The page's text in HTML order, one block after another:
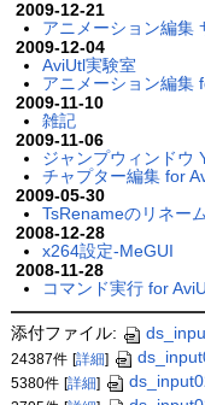
2009-12-21
アニメーション編集
2009-12-04
AviUtl実験室
アニメーション編集
2009-11-10
雑記
2009-11-06
ジャンプウィンドウ
チャプター編集 for
2009-05-30
TsRenameのリネー
2008-12-28
x264設定-MeGUI
2008-11-28
コマンド実行 for
添付ファイル:
24387件 [詳細]
5380件 [詳細]